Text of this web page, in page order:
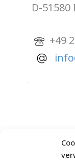
D-
+49